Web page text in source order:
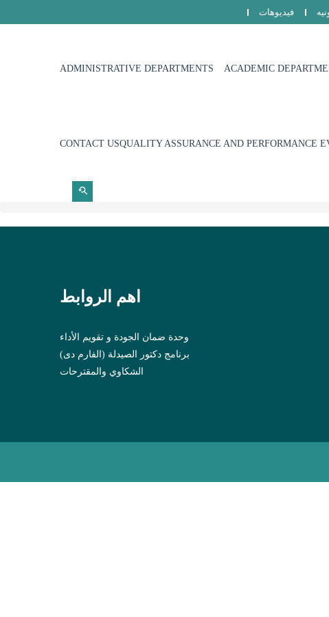
فيديوهات
ACADEMIC
ADMINISTRATIVE DEPARTMENTS
QUALITY ASSURANCE AND PERFORMANCE
CONTACT US
اهم الروابط
وحدة ضمان الجودة و تقويم الأداء
برنامج دكتور الصيدلة (الفارم دى)
الشكاوي والمقترحات